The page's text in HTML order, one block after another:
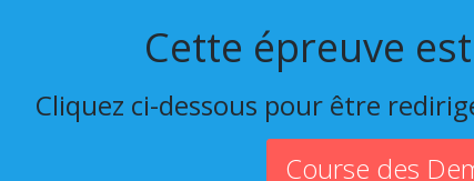
Cette épreuve
Cliquez ci-dessous pour être
Course des